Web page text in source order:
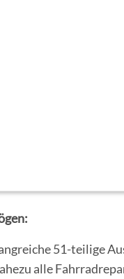
51-teilige
alle